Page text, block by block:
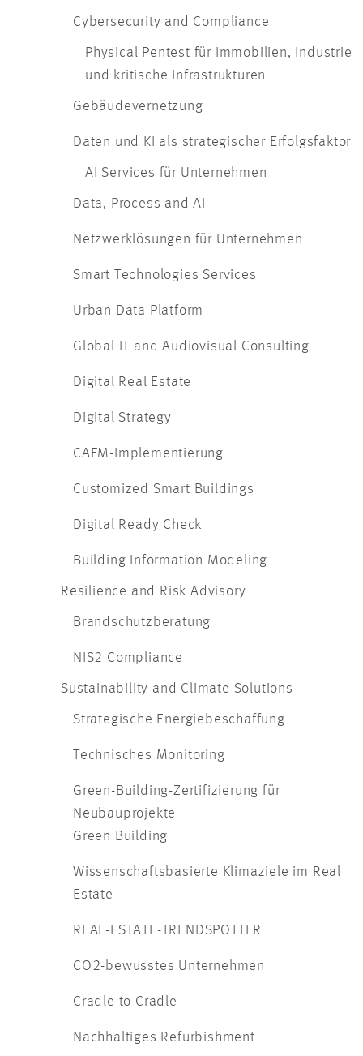
Cybersecurity and Compliance
Physical Pentest für Immobilien, Industrie
und kritische Infrastrukturen
Gebäudevernetzung
Daten und KI als strategischer Erfolgsfaktor
AI Services für Unternehmen
Data, Process and AI
Netzwerklösungen für Unternehmen
Smart Technologies Services
Urban Data Platform
Global ​IT and Audiovisual Consulting
Digital Real Estate
Digital Strategy
CAFM-Implementierung
Customized Smart Buildings
Digital Ready Check
Building Information Modeling
Resilience and Risk Advisory
Brandschutzberatung
NIS2 Compliance
Sustainability and Climate Solutions
Strategische Energiebeschaffung
Technisches Monitoring
Green-Building-Zertifizierung für
Neubauprojekte
Green Building
Wissenschaftsbasierte Klimaziele im Real
Estate
REAL-ESTATE-TRENDSPOTTER
CO2-bewusstes Unternehmen
Cradle to Cradle
Nachhaltiges Refurbishment